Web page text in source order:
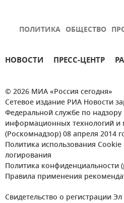
ПОЛИТИКА ОБЩЕСТВО
НОВОСТИ ПРЕСС-ЦЕНТР
© 2026 МИА «Россия сегодня»
Сетевое издание РИА Новости
Федеральной службе по надзору
информационных технологий
(Роскомнадзор) 08 апреля 2014
Политика использования
логирования
Политика конфиденциальности
Правила применения
Свидетельство о регистрации